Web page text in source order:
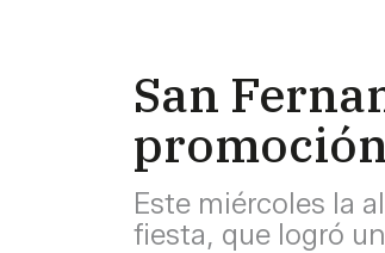
San
Este miércoles la
fiesta, que logró